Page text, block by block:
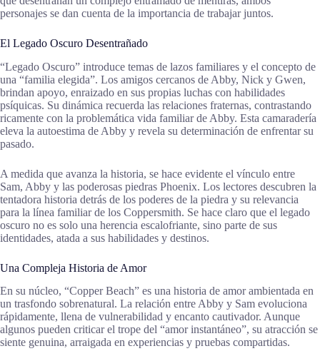
personajes se dan cuenta de la importancia de trabajar juntos.
El Legado Oscuro Desentrañado
“Legado Oscuro” introduce temas de lazos familiares y el concepto de
una “familia elegida”. Los amigos cercanos de Abby, Nick y Gwen,
brindan apoyo, enraizado en sus propias luchas con habilidades
psíquicas. Su dinámica recuerda las relaciones fraternas, contrastando
ricamente con la problemática vida familiar de Abby. Esta camaradería
eleva la autoestima de Abby y revela su determinación de enfrentar su
pasado.
A medida que avanza la historia, se hace evidente el vínculo entre
Sam, Abby y las poderosas piedras Phoenix. Los lectores descubren la
tentadora historia detrás de los poderes de la piedra y su relevancia
para la línea familiar de los Coppersmith. Se hace claro que el legado
oscuro no es solo una herencia escalofriante, sino parte de sus
identidades, atada a sus habilidades y destinos.
Una Compleja Historia de Amor
En su núcleo, “Copper Beach” es una historia de amor ambientada en
un trasfondo sobrenatural. La relación entre Abby y Sam evoluciona
rápidamente, llena de vulnerabilidad y encanto cautivador. Aunque
algunos pueden criticar el trope del “amor instantáneo”, su atracción se
siente genuina, arraigada en experiencias y pruebas compartidas.